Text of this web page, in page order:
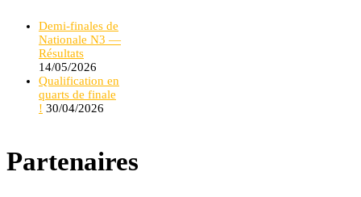
Demi-finales de
Nationale N3 —
Résultats
14/05/2026
Qualification en
quarts de finale
! 30/04/2026
Partenaires